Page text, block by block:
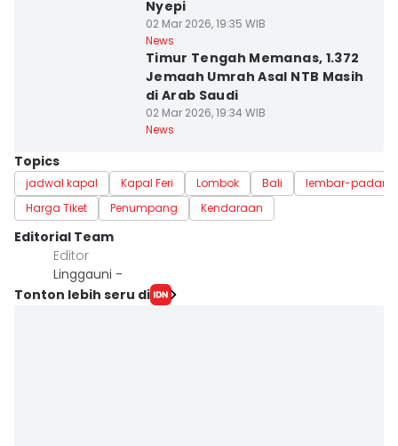
Nyepi
02 Mar 2026, 19:35 WIB
News
Timur Tengah Memanas, 1.372
Jemaah Umrah Asal NTB Masih
di Arab Saudi
02 Mar 2026, 19:34 WIB
News
Topics
jadwal kapal Kapal Feri Lombok Bali
lembar-
Harga Tiket
Penumpang Kendaraan
Editorial Team
Editor
Linggauni -
Tonton lebih seru di